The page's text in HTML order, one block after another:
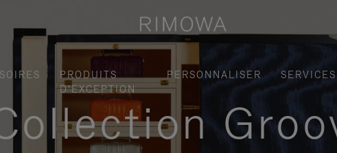
PRODUITS
D'EXCEPTION
PERSONNALISER SERVICES